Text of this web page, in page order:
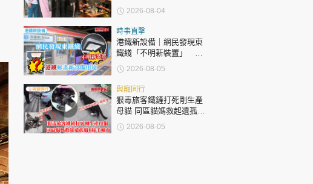
「爺孫戀」 年齡差距最大
達51歲 最受矚目有李龍
基謝賢
2026-08-04
時事直擊
港鐵新設備｜網民發現東
鐵綫「不明新裝置」 港
鐵解畫新設備用途
2026-08-05
與寵同行
狠毒旅客鐵鏟打死剛生產
母貓 同區貓媽救起遺孤貓
B接手哺育
2026-08-05